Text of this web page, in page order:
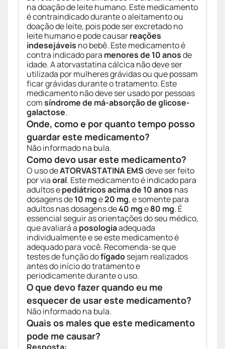
na doação de leite humano. Este medicamento
é contraindicado durante o aleitamento ou
doação de leite, pois pode ser excretado no
leite humano e pode causarreações
indesejáveis no bebê. Este medicamento é
contra indicado para menores de 10 anosde
idade. A atorvastatina cálcica não deve ser
utilizada por mulheres grávidas ou que possam
ficar grávidas durante o tratamento. Este
medicamento não deve ser usado por pessoas
comsíndrome de má-absorção de glicose-
galactose.
Onde, como e por quanto tempo posso
guardar este medicamento?
Não informado na bula.
Como devo usar este medicamento?
O uso deATORVASTATINA EMSdeve ser feito
por viaoral. Este medicamento é indicado para
adultos epediátricos acima de 10 anos nas
dosagens de10 mge20 mg, e somente para
adultos nas dosagens de40 mge80 mg. É
essencial seguir as orientações do seu médico,
que avaliará a posologiaadequada
individualmente e se este medicamento é
adequado para você. Recomenda-se que
testes de função dofígadosejam realizados
antes do início do tratamento e
periodicamente durante o uso.
O que devo fazer quando eu me
esquecer de usar este medicamento?
Não informado na bula.
Quais os males que este medicamento
pode me causar?